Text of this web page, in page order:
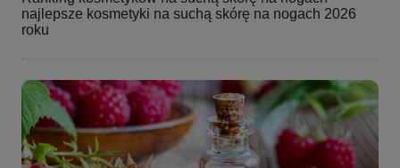
najlepsze kosmetyki na suchą skórę na nogach 2026
roku